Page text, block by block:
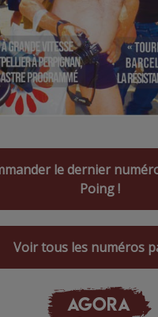
le dernier
Poing !
Voir tous les numéros
AGORA